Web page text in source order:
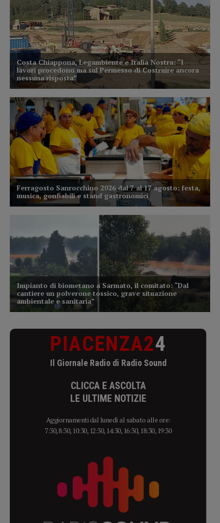
PIACENZA24
Il Giornale Radio di Radio Sound
CLICCA E ASCOLTA
LE ULTIME NOTIZIE
Aggiornamenti dal lunedì al sabato alle ore:
7:30, 8:30, 10:30, 12:30, 14:30, 16:30, 18:30, 19:30